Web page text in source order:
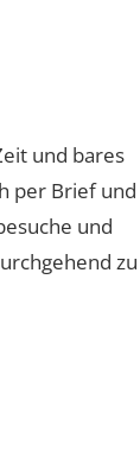
und bares
per Brief und
und
zu